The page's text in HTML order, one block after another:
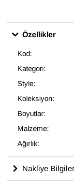
çıkmıştır. Bu
düşürmek için el
bakımları
ortaya çıkartır.
182 cm x 287 cm
yün ile dokunmuştur.
Özellikler
Kod:
Kategori:
Style:
Koleksiyon:
Boyutlar:
Malzeme:
Ağırlık:
Nakliye